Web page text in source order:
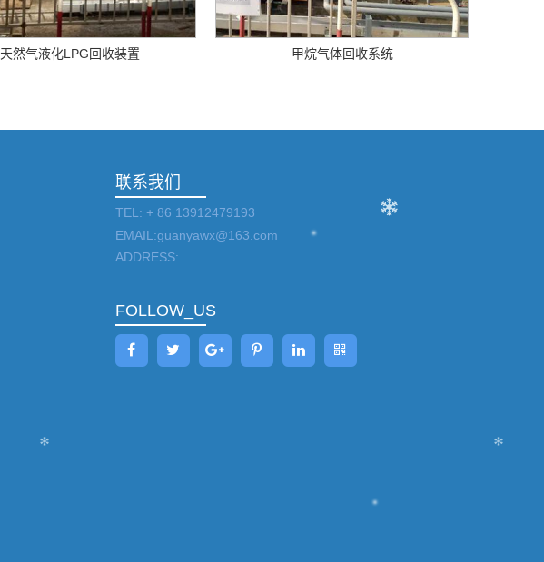
天然气液化LPG回收装置 甲烷气体回收系统
联系我们
TEL: + 86 13912479193
EMAIL:guanyawx@163.com
ADDRESS:
FOLLOW_US